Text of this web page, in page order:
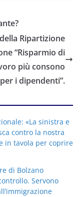
Ripartizione
“Risparmio di
più consono
per i dipendenti”.
«La sinistra e
contro la nostra
in tavola per coprire
di Bolzano
Servono